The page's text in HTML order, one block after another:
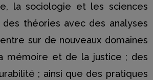
la sociologie et les sciences
théories avec des analyses
sur de nouveaux domaines
mémoire et de la justice ; des
; ainsi que des pratiques